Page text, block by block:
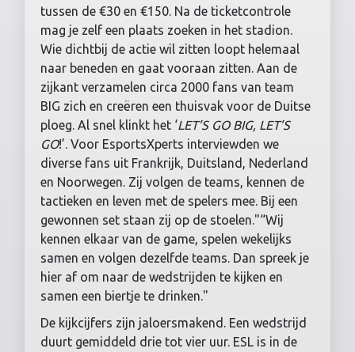
tussen de €30 en €150. Na de ticketcontrole
mag je zelf een plaats zoeken in het stadion.
Wie dichtbij de actie wil zitten loopt helemaal
naar beneden en gaat vooraan zitten. Aan de
zijkant verzamelen circa 2000 fans van team
BIG zich en creëren een thuisvak voor de Duitse
ploeg. Al snel klinkt het ‘LET’S GO BIG, LET’S
GO!’. Voor EsportsXperts interviewden we
diverse fans uit Frankrijk, Duitsland, Nederland
en Noorwegen. Zij volgen de teams, kennen de
tactieken en leven met de spelers mee. Bij een
gewonnen set staan zij op de stoelen."“Wij
kennen elkaar van de game, spelen wekelijks
samen en volgen dezelfde teams. Dan spreek je
hier af om naar de wedstrijden te kijken en
samen een biertje te drinken."
De kijkcijfers zijn jaloersmakend. Een wedstrijd
duurt gemiddeld drie tot vier uur. ESL is in de